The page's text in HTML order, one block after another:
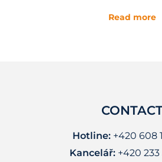
Read more
Hotline:+420 608
Kancelář: +420 233